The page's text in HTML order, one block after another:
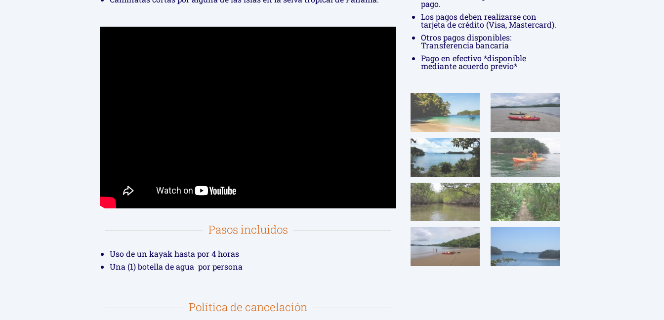
Pasos incluidos
Uso de un kayak hasta por 4 horas
Una (1) botella de agua por persona
Política de cancelación
pago.
Los pagos deben realizarse con
tarjeta de crédito (Visa, Mastercard).
Otros pagos disponibles:
Transferencia bancaria
Pago en efectivo *disponible
mediante acuerdo previo*